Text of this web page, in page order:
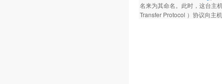
名来为其命名。此时，这台主
Transfer Protocol ）协议向主